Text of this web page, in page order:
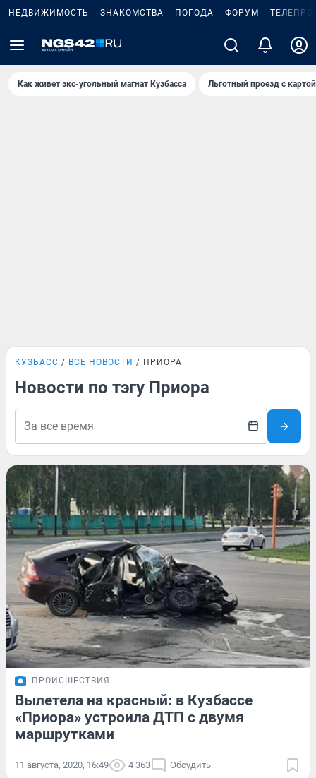
НЕДВИЖИМОСТЬ ЗНАКОМСТВА ПОГОДА ФОРУМ
Как живет экс-угольный магнат Кузбасса Льготный проезд с
КУЗБАСС ВСЕ НОВОСТИ ПРИОРА
Новости по тэгу Приора
ПРОИСШЕСТВИЯ
Вылетела на красный: в Кузбассе
«Приора» устроила ДТП с двумя
маршрутками
11 августа, 2020, 16:49 4 363 Обсудить